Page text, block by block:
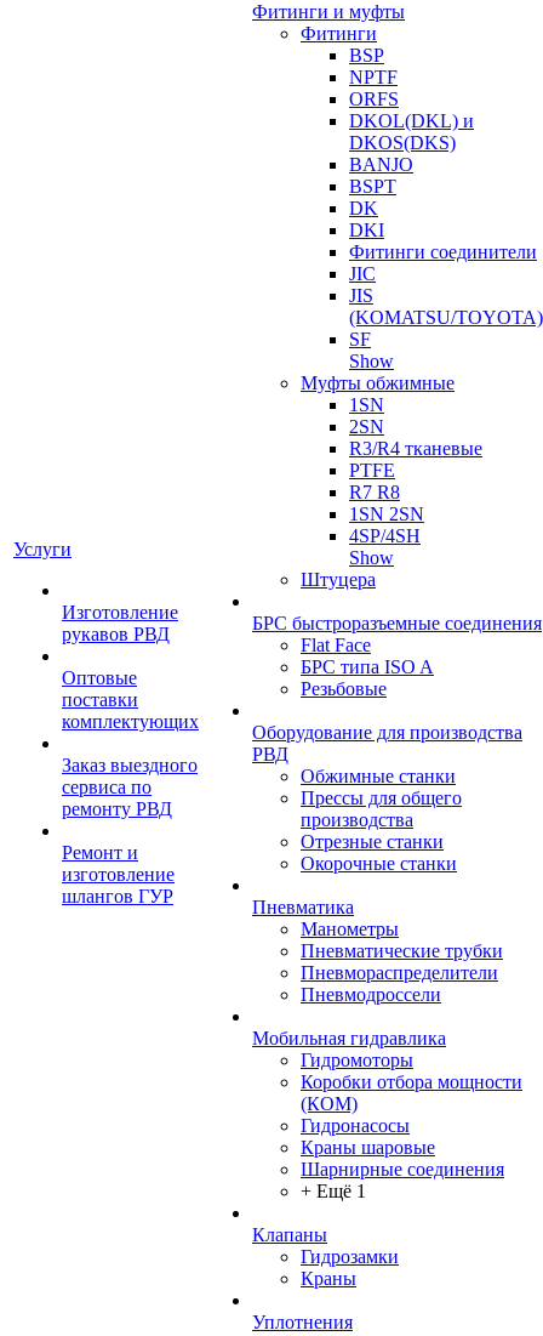
Услуги
Изготовление
рукавов РВД
Оптовые
поставки
комплектующих
Заказ выездного
сервиса по
ремонту РВД
Ремонт и
изготовление
шлангов ГУР
Фитинги и муфты
Фитинги
BSP
NPTF
ORFS
DKOL(DKL) и
DKOS(DKS)
BANJO
BSPT
DK
DKI
Фитинги соединители
JIC
JIS
(KOMATSU/TOYOTA)
SF
Show
Муфты обжимные
1SN
2SN
R3/R4 тканевые
PTFE
R7 R8
1SN 2SN
4SP/4SH
Show
Штуцера
БРС быстроразъемные соединения
Flat Face
БРС типа ISO A
Резьбовые
Оборудование для производства
РВД
Обжимные станки
Прессы для общего
производства
Отрезные станки
Окорочные станки
Пневматика
Манометры
Пневматические трубки
Пневмораспределители
Пневмодроссели
Мобильная гидравлика
Гидромоторы
Коробки отбора мощности
(КОМ)
Гидронасосы
Краны шаровые
Шарнирные соединения
+ Ещё 1
Клапаны
Гидрозамки
Краны
Уплотнения